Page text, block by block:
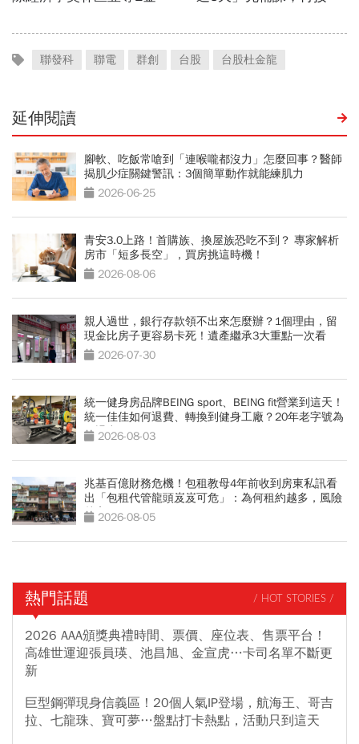
聯發科 聯電 群創 台股 台股杜金龍
延伸閱讀
腳軟、吃飯常嗆到「連喉嚨都沒力」怎麼回事？醫師
揭肌少症關鍵警訊：3個簡單動作就能練肌力
2026-06-25
青安3.0上路！首購族、換屋族恐吃不到？ 專家解析
房市「短多長空」，買房挑這時機！
2026-08-06
親人過世，銀行存款領不出來怎麼辦？1個理由，留
現金比房子更容易卡死！遺產繼承3大重點一次看
2026-07-30
統一健身房品牌BEING sport、BEING fit營業到這天！
統一佳佳如何退費、轉換到健身工廠？20年老字號為
何退出
2026-08-03
兆基百億財務危機！包租教母4年前收到房東私訊看
出「包租代管龍頭岌岌可危」：為何租約越多，風險
越高？
2026-08-05
熱門話題 / HOT STORIES /
2026 AAA頒獎典禮時間、票價、座位表、售票平台！
高雄世運迎張員瑛、池昌旭、金宣虎…卡司名單不斷更
新
巨型鋼彈現身信義區！20個人氣IP登場，航海王、哥吉
拉、七龍珠、寶可夢…盤點打卡熱點，活動只到這天